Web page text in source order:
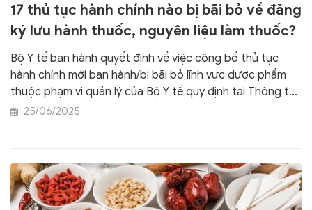
17 thủ tục hành chính nào bị bãi bỏ về đăng
ký lưu hành thuốc, nguyên liệu làm thuốc?
Bộ Y tế ban hành quyết định về việc công bố thủ tục
hành chính mới ban hành/bị bãi bỏ lĩnh vực dược phẩm
thuộc phạm vi quản lý của Bộ Y tế quy định tại Thông tư
số 12/2025/TT-BYT về đăng ký lưu hành thuốc, nguyên
25/06/2025